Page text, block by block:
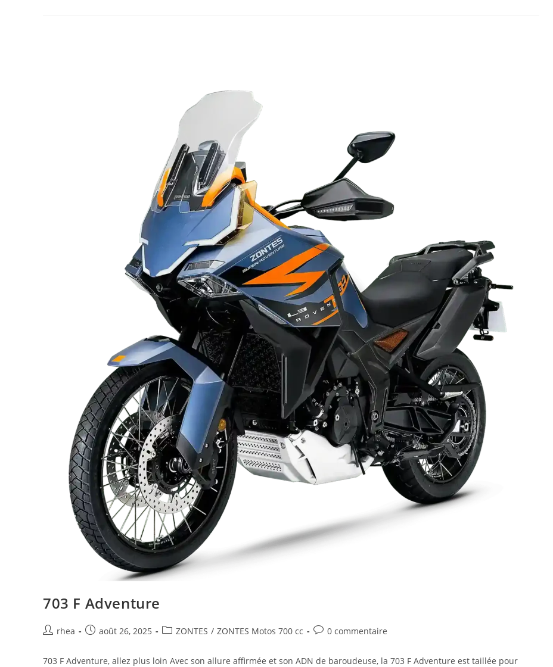
703 F Adventure
rhea août 26, 2025 ZONTES / ZONTES Motos 700 cc 0 commentaire
703 F Adventure, allez plus loin Avec son allure affirmée et son ADN de baroudeuse, la 703 F Adventure est taillée pour